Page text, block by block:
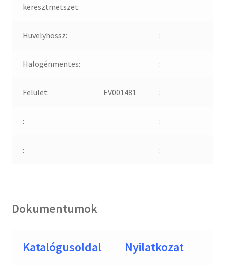
keresztmetszet:
Hüvelyhossz: :
Halogénmentes: :
Felület: EV001481 :
: :
: :
Dokumentumok
Katalógusoldal Nyilatkozat